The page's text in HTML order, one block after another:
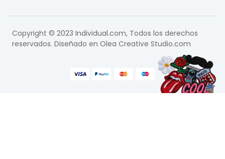
Copyright © 2023 Individual.com, Todos los derechos
reservados. Diseñado en Olea Creative Studio.com